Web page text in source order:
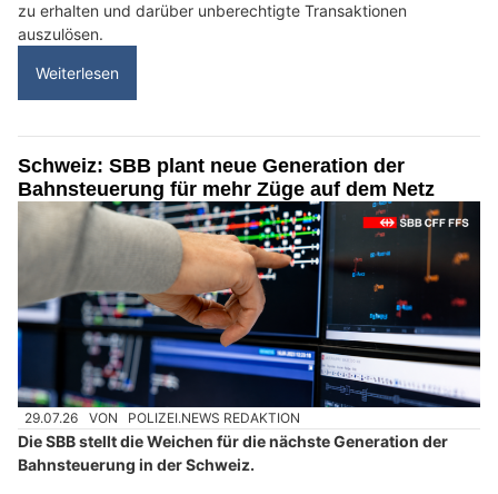
zu erhalten und darüber unberechtigte Transaktionen
auszulösen.
Weiterlesen
Schweiz: SBB plant neue Generation der
Bahnsteuerung für mehr Züge auf dem Netz
29.07.26 VON POLIZEI.NEWS REDAKTION
Die SBB stellt die Weichen für die nächste Generation der
Bahnsteuerung in der Schweiz.